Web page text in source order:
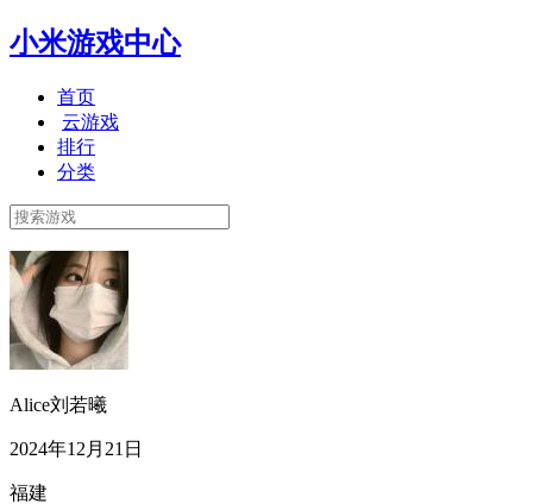
小米游戏中心
首页
云游戏
排行
分类
Alice刘若曦
2024年12月21日
福建